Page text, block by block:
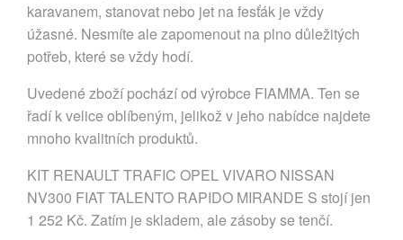
karavanem, stanovat nebo jet na fesťák je vždy
úžasné. Nesmíte ale zapomenout na plno důležitých
potřeb, které se vždy hodí.
Uvedené zboží pochází od výrobce FIAMMA. Ten se
řadí k velice oblíbeným, jelikož v jeho nabídce najdete
mnoho kvalitních produktů.
KIT RENAULT TRAFIC OPEL VIVARO NISSAN
NV300 FIAT TALENTO RAPIDO MIRANDE S stojí jen
1 252 Kč. Zatím je skladem, ale zásoby se tenčí.